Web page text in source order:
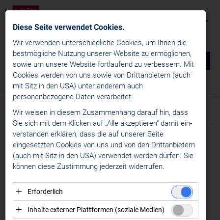
0 DE
NEWS
win2day ICE Hockey League
Liganews
International News
Transfernews
CHL
Specials
Alps Hockey League
Womens Hockey Leagues
News / News / Transfernews
Text
Meldung vom 05.06.2026
PUSTERTAL
VERSTÄRKT SICH MIT
LUKE MONCADA |
TOMMY PURDELLER
Diese Seite verwendet Cookies.
Wir verwenden unterschiedliche Cookies, um Ihnen die
best­mögliche Nutzung unserer Website zu ermöglichen,
sowie um unsere Website fortlaufend zu verbessern. Mit
Cookies werden von uns sowie von Drittanbietern (auch
mit Sitz in den USA) unter anderem auch
personenbezogene Daten verarbeitet.
Wir weisen in diesem Zusammenhang darauf hin, dass
Sie sich mit dem Klicken auf „Alle akzeptieren“ damit ein­
ver­standen erklären, dass die auf unserer Seite
eingesetzten Cookies von uns und von den Drittanbietern
(auch mit Sitz in den USA) verwendet werden dürfen. Sie
können diese Zustimmung jederzeit widerrufen.
Erforderlich
Essenzielle Cookies ermöglichen grundlegende
Funktionen und sind für die einwandfreie Funktion der
Inhalte externer Plattformen (soziale Medien)